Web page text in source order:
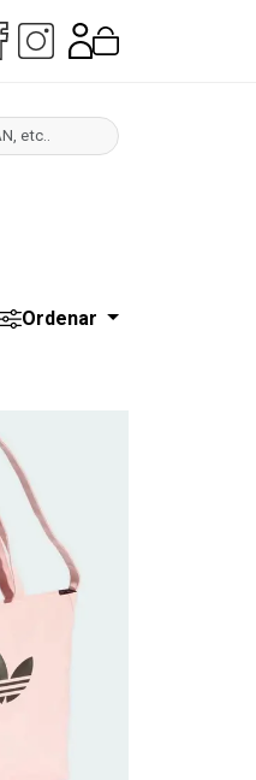
Ordenar